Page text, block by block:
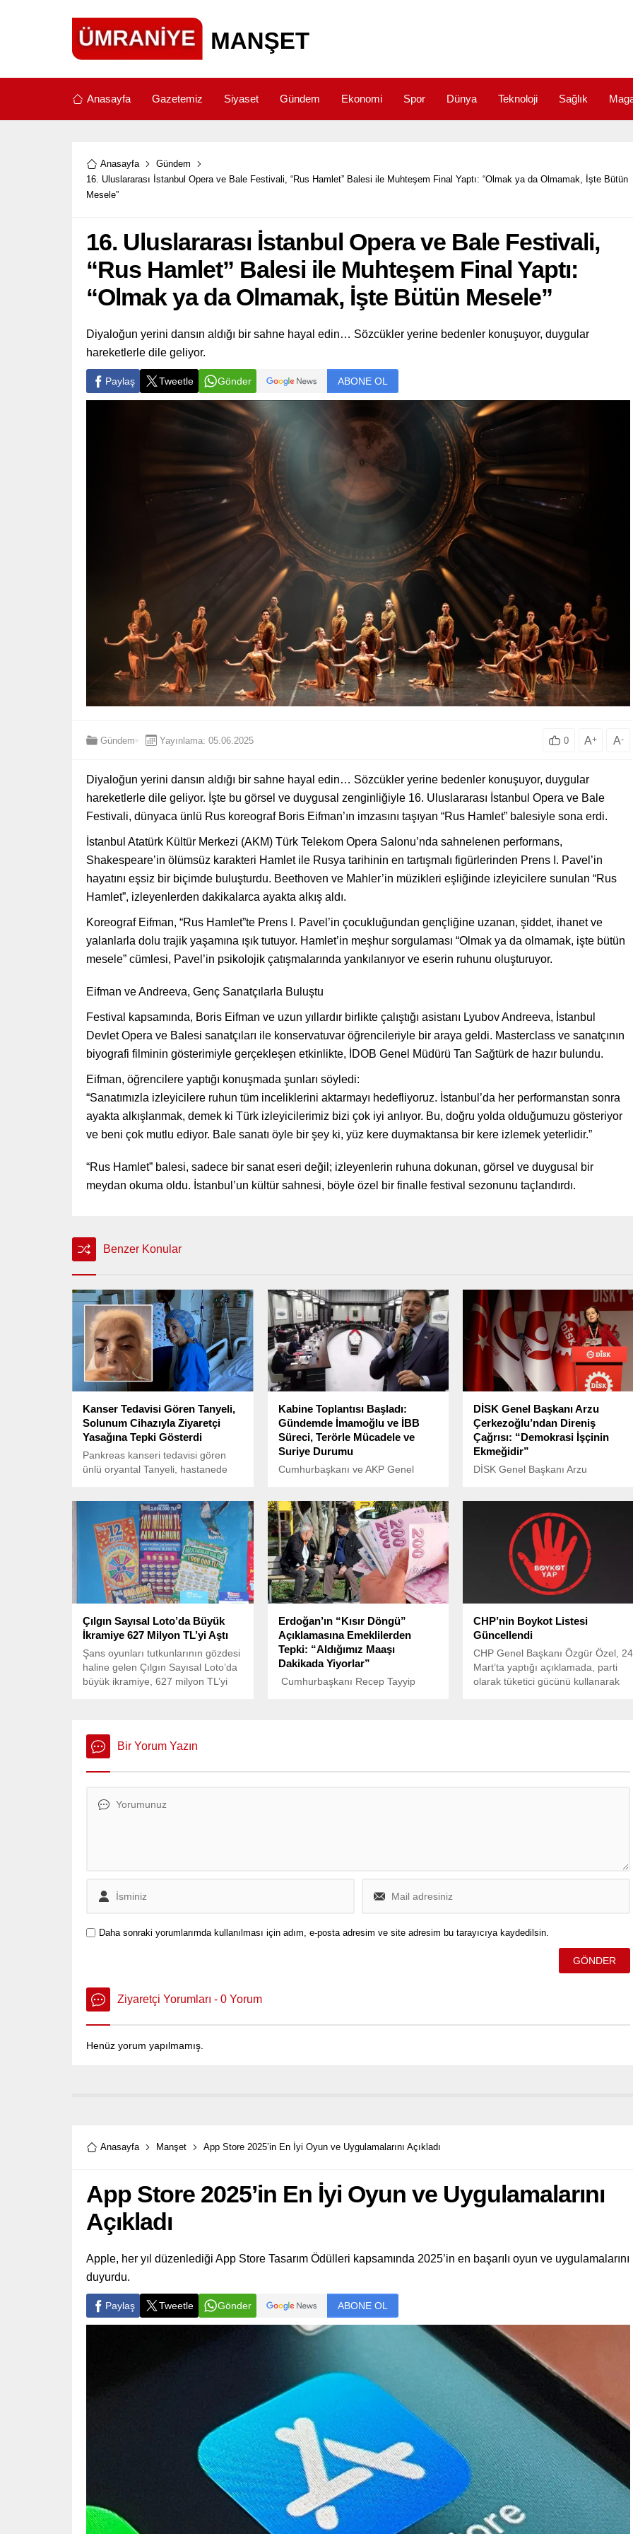
Anasayfa Gazetemiz Siyaset Gündem Ekonomi Spor Dünya Teknoloji Sağlık
Anasayfa
Gündem
16. Uluslararası İstanbul Opera ve Bale Festivali, “Rus Hamlet” Balesi ile Muhteşem Final Yaptı: “Olmak ya da Olmamak, İşte Bütün
Mesele”
16. Uluslararası İstanbul Opera ve Bale Festivali,
“Rus Hamlet” Balesi ile Muhteşem Final Yaptı:
“Olmak ya da Olmamak, İşte Bütün Mesele”
Diyaloğun yerini dansın aldığı bir sahne hayal edin… Sözcükler yerine bedenler konuşuyor, duygular
hareketlerle dile geliyor.
Paylaş Tweetle Gönder ABONE OL
Gündem Yayınlama: 05.06.2025 0 A+ A-
Diyaloğun yerini dansın aldığı bir sahne hayal edin… Sözcükler yerine bedenler konuşuyor, duygular
hareketlerle dile geliyor. İşte bu görsel ve duygusal zenginliğiyle 16. Uluslararası İstanbul Opera ve Bale
Festivali, dünyaca ünlü Rus koreograf Boris Eifman’ın imzasını taşıyan “Rus Hamlet” balesiyle sona erdi.
İstanbul Atatürk Kültür Merkezi (AKM) Türk Telekom Opera Salonu’nda sahnelenen performans,
Shakespeare’in ölümsüz karakteri Hamlet ile Rusya tarihinin en tartışmalı figürlerinden Prens I. Pavel’in
hayatını eşsiz bir biçimde buluşturdu. Beethoven ve Mahler’in müzikleri eşliğinde izleyicilere sunulan “Rus
Hamlet”, izleyenlerden dakikalarca ayakta alkış aldı.
Koreograf Eifman, “Rus Hamlet”te Prens I. Pavel’in çocukluğundan gençliğine uzanan, şiddet, ihanet ve
yalanlarla dolu trajik yaşamına ışık tutuyor. Hamlet’in meşhur sorgulaması “Olmak ya da olmamak, işte bütün
mesele” cümlesi, Pavel’in psikolojik çatışmalarında yankılanıyor ve eserin ruhunu oluşturuyor.
Eifman ve Andreeva, Genç Sanatçılarla Buluştu
Festival kapsamında, Boris Eifman ve uzun yıllardır birlikte çalıştığı asistanı Lyubov Andreeva, İstanbul
Devlet Opera ve Balesi sanatçıları ile konservatuvar öğrencileriyle bir araya geldi. Masterclass ve sanatçının
biyografi filminin gösterimiyle gerçekleşen etkinlikte, İDOB Genel Müdürü Tan Sağtürk de hazır bulundu.
Eifman, öğrencilere yaptığı konuşmada şunları söyledi:
“Sanatımızla izleyicilere ruhun tüm inceliklerini aktarmayı hedefliyoruz. İstanbul’da her performanstan sonra
ayakta alkışlanmak, demek ki Türk izleyicilerimiz bizi çok iyi anlıyor. Bu, doğru yolda olduğumuzu gösteriyor
ve beni çok mutlu ediyor. Bale sanatı öyle bir şey ki, yüz kere duymaktansa bir kere izlemek yeterlidir.”
“Rus Hamlet” balesi, sadece bir sanat eseri değil; izleyenlerin ruhuna dokunan, görsel ve duygusal bir
meydan okuma oldu. İstanbul’un kültür sahnesi, böyle özel bir finalle festival sezonunu taçlandırdı.
Benzer Konular
Kanser Tedavisi Gören Tanyeli,
Solunum Cihazıyla Ziyaretçi
Yasağına Tepki Gösterdi
Pankreas kanseri tedavisi gören
ünlü oryantal Tanyeli, hastanede
hesabından paylaşıyor.
Kabine Toplantısı Başladı:
Gündemde İmamoğlu ve İBB
Süreci, Terörle Mücadele ve
Suriye Durumu
Cumhurbaşkanı ve AKP Genel
bugün gerçekleşen Kabine
Toplantısı’na başkanlık ediyor.
DİSK Genel Başkanı Arzu
Çerkezoğlu’ndan Direniş
Çağrısı: “Demokrasi İşçinin
Ekmeğidir”
DİSK Genel Başkanı Arzu
işçi ve emekçileri yarın (28 Mart
Cuma) saat 12.00’de direnişe
Çılgın Sayısal Loto’da Büyük
İkramiye 627 Milyon TL’yi Aştı
Şans oyunları tutkunlarının gözdesi
haline gelen Çılgın Sayısal Loto’da
büyük ikramiye, 627 milyon TL’yi
Erdoğan’ın “Kısır Döngü”
Açıklamasına Emeklilerden
Tepki: “Aldığımız Maaşı
Dakikada Yiyorlar”
Cumhurbaşkanı Recep Tayyip
CHP’nin Boykot Listesi
Güncellendi
CHP Genel Başkanı Özgür Özel, 24
Mart’ta yaptığı açıklamada, parti
olarak tüketici gücünü kullanarak
Bir Yorum Yazın
Daha sonraki yorumlarımda kullanılması için adım, e-posta adresim ve site adresim bu tarayıcıya kaydedilsin.
Ziyaretçi Yorumları - 0 Yorum
Henüz yorum yapılmamış.
Anasayfa Manşet App Store 2025’in En İyi Oyun ve Uygulamalarını Açıkladı
App Store 2025’in En İyi Oyun ve Uygulamalarını
Açıkladı
Apple, her yıl düzenlediği App Store Tasarım Ödülleri kapsamında 2025’in en başarılı oyun ve uygulamalarını
duyurdu.
Paylaş Tweetle Gönder ABONE OL